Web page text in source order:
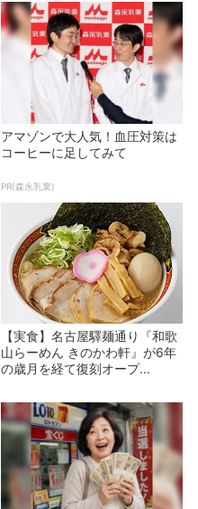
アマゾンで大人気！血圧対策は
コーヒーに足してみて
PR(森永乳業)
【実食】名古屋驛麺通り『和歌
山らーめん きのかわ軒』が6年
の歳月を経て復刻オープ...